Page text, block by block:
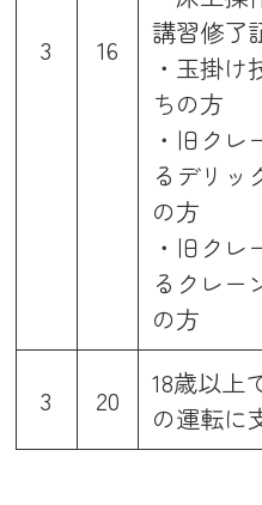
3 16
講習修了
・玉掛
ちの方
・旧クレ
るデリッ
の方
・旧クレ
るクレー
の方
3 20
18歳以上
の運転に